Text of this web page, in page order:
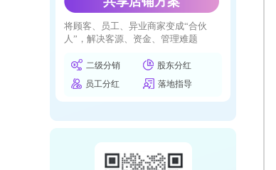
将顾客、员工、异业商家变成“合伙
人”，解决客源、资金、管理难题
二级分销
股东分红
员工分红
落地指导